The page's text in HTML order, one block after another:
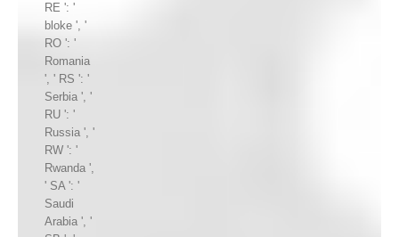
RE ': '
bloke ', '
RO ': '
Romania
', ' RS ': '
Serbia ', '
RU ': '
Russia ', '
RW ': '
Rwanda ',
' SA ': '
Saudi
Arabia ', '